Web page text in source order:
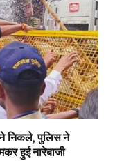
निकले, पुलिस ने
हुई नारेबाजी